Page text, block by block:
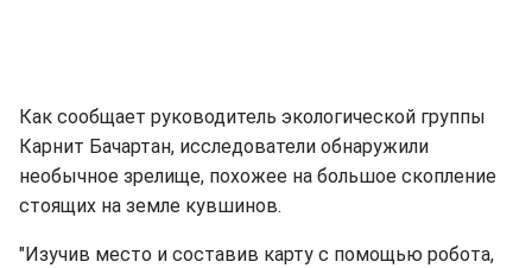
Как сообщает руководитель экологической группы
Карнит Бачартан, исследователи обнаружили
необычное зрелище, похожее на большое скопление
стоящих на земле кувшинов.
"Изучив место и составив карту с помощью робота,